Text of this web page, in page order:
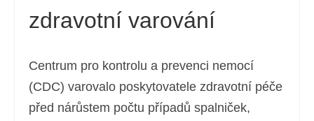
zdravotní varování
Centrum pro kontrolu a prevenci nemocí
(CDC) varovalo poskytovatele zdravotní péče
před nárůstem počtu případů spalniček,